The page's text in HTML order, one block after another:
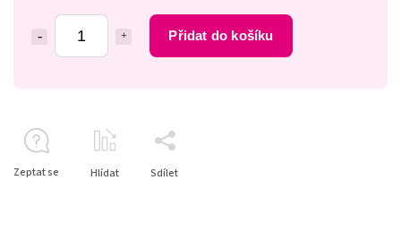
Přidat do košíku
Zeptat se Hlídat Sdílet